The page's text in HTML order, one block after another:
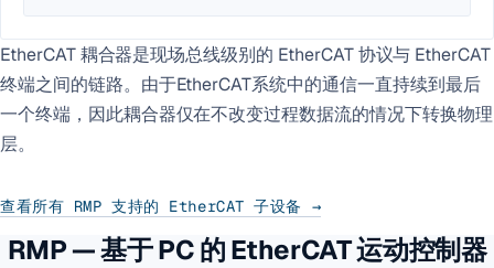
EtherCAT 耦合器是现场总线级别的 EtherCAT 协议与 EtherCAT
终端之间的链路。由于EtherCAT系统中的通信一直持续到最后
一个终端，因此耦合器仅在不改变过程数据流的情况下转换物理
层。
查看所有 RMP 支持的 EtherCAT 子设备 →
RMP — 基于 PC 的 EtherCAT 运动控制器